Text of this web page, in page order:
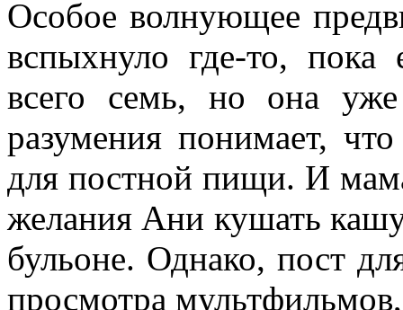
Особое волнующее
вспыхнуло где-то,
всего семь, но она
разумения понимает,
для постной пищи. И
желания Ани кушать
бульоне. Однако, пост
просмотра